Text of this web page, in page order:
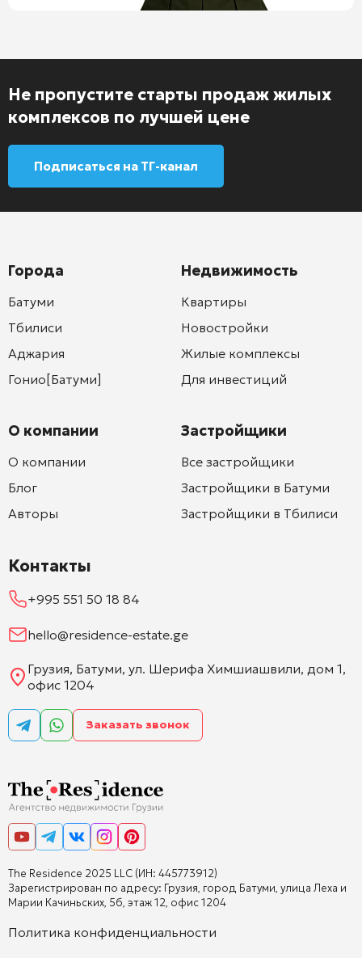
Не пропустите старты продаж жилых
комплексов по лучшей цене
Подписаться на ТГ-канал
The Residence 2025 LLC (ИН: 445773912)
Зарегистрирован по адресу: Грузия, город Батуми, улица Леха и
Марии Качиньских, 5б, этаж 12, офис 1204
Политика конфиденциальности
Города
Батуми
Тбилиси
Аджария
Гонио[Батуми]
О компании
О компании
Блог
Авторы
Недвижимость
Квартиры
Новостройки
Жилые комплексы
Для инвестиций
Застройщики
Все застройщики
Застройщики в Батуми
Застройщики в Тбилиси
Контакты
+995 551 50 18 84
hello@residence-estate.ge
Грузия, Батуми, ул. Шерифа Химшиашвили, дом 1,
офис 1204
Заказать звонок